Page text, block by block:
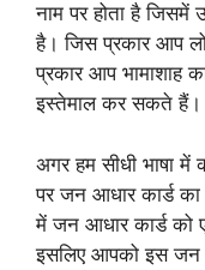
नाम पर होता है जिसमें
है। जिस प्रकार आप
प्रकार आप भामाशाह
इस्तेमाल कर सकते हैं।
अगर हम सीधी भाषा में
पर जन आधार कार्ड
में जन आधार कार्ड को
इसलिए आपको इस जन